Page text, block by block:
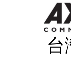
台